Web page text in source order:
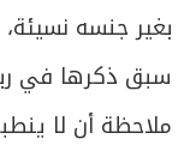
بغير جنسه
سبق ذكرها في
ملاحظة أن لا
ص
720 في ميراث
723
المبحث
عليهم